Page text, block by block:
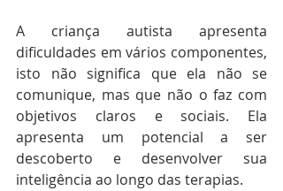
A criança autista apresenta
dificuldades em vários componentes,
isto não significa que ela não se
comunique, mas que não o faz com
objetivos claros e sociais. Ela
apresenta um potencial a ser
descoberto e desenvolver sua
inteligência ao longo das terapias.